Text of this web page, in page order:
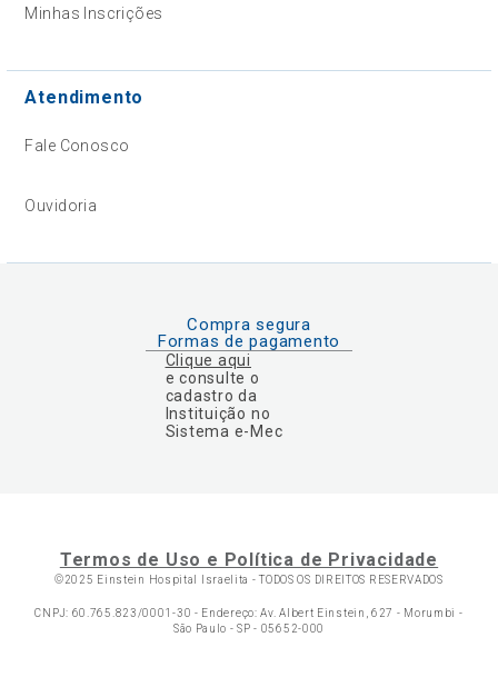
Minhas Inscrições
Atendimento
Fale Conosco
Ouvidoria
Compra segura
Formas de pagamento
Clique aqui
e consulte o
cadastro da
Instituição no
Sistema e-Mec
Termos de Uso e Política de Privacidade
©2025 Einstein Hospital Israelita -TODOS OS DIREITOS RESERVADOS
CNPJ: 60.765.823/0001-30 - Endereço: Av. Albert Einstein, 627 - Morumbi -
São Paulo - SP - 05652-000